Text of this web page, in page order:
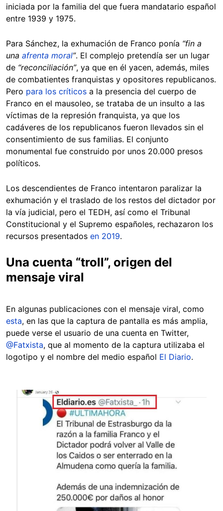
iniciada por la familia del que fuera mandatario español
entre 1939 y 1975.
Para Sánchez, la exhumación de Franco ponía “fin a
una afrenta moral”. El complejo pretendía ser un lugar
de “reconciliación”, ya que en él yacen, además, miles
de combatientes franquistas y opositores republicanos.
Pero para los críticos a la presencia del cuerpo de
Franco en el mausoleo, se trataba de un insulto a las
víctimas de la represión franquista, ya que los
cadáveres de los republicanos fueron llevados sin el
consentimiento de sus familias. El conjunto
monumental fue construido por unos 20.000 presos
políticos.
Los descendientes de Franco intentaron paralizar la
exhumación y el traslado de los restos del dictador por
la vía judicial, pero el TEDH, así como el Tribunal
Constitucional y el Supremo españoles, rechazaron los
recursos presentados en 2019.
Una cuenta “troll”, origen del
mensaje viral
En algunas publicaciones con el mensaje viral, como
esta, en las que la captura de pantalla es más amplia,
puede verse el usuario de una cuenta en Twitter,
@Fatxista, que al momento de la captura utilizaba el
logotipo y el nombre del medio español El Diario.
Image